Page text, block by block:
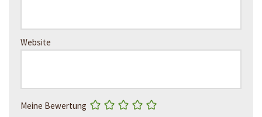
Website
Meine Bewertung